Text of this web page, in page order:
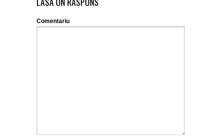
Comentariu